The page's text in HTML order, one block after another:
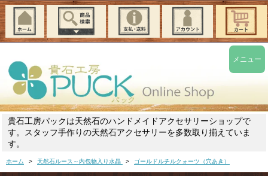
貴石工房パックは天然石のハンドメイドアクセサリーショップで
す。スタッフ手作りの天然石アクセサリーを多数取り揃えていま
す。
ホーム > 天然石ルース～内包物入り水晶 > ゴールドルチルクォーツ（穴あき）
メニュー